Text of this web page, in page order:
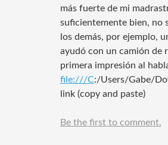
más fuerte de mi
suficientemente bien, no
los demás, por ejemplo,
ayudó con un camión de
primera impresión al
file:///C:/Users/Gabe/
link (copy and paste)
Be the first to comment.